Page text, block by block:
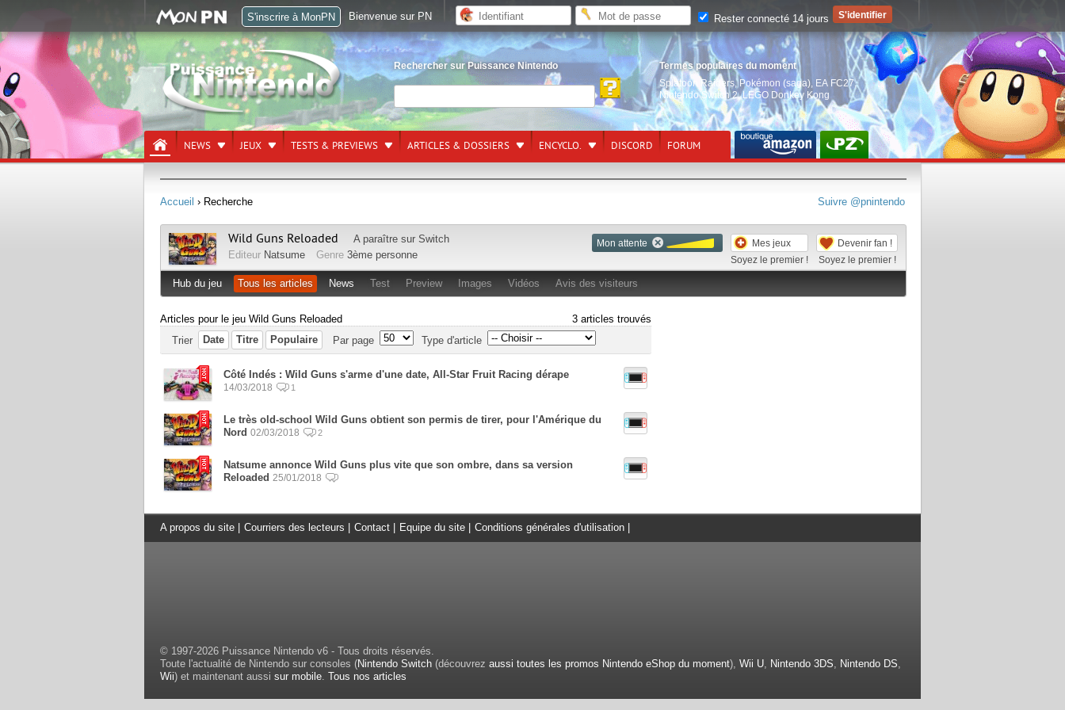
Rechercher sur Puissance Nintendo
Termes populaires du moment
Splatoon Raiders, Pokémon (saga) EA FC27,
Nintendo Switch 2,LEGO Donkey Kong
NEWS JEUX TESTS & PREVIEWS ARTICLES & DOSSIERS ENCYCLO. DISCORD FORUM
Suivre @pnintendo
Accueil › Recherche
Mon attente
Mes jeux
Soyez le premier !
Devenir fan !
Soyez le premier !
Wild Guns Reloaded A paraître sur Switch
Editeur Natsume Genre 3ème personne
Hub du jeu Tous les articles News Test Preview Images Vidéos Avis des visiteurs
Articles pour le jeu Wild Guns Reloaded
3 articles trouvés
Trier
Date Titre Populaire Par page Type d'article
Côté Indés : Wild Guns s'arme d'une date, All-Star Fruit Racing dérape
14/03/2018 1
Le très old-school Wild Guns obtient son permis de tirer, pour l'Amérique du
Nord 02/03/2018 2
Natsume annonce Wild Guns plus vite que son ombre, dans sa version
Reloaded 25/01/2018
A propos du site Courriers des lecteurs Contact Equipe du site Conditions générales d'utilisation
© 1997-2026 Puissance Nintendo v6 - Tous droits réservés.
Toute l'actualité de Nintendo sur consoles (Nintendo Switch (découvrez aussi toutes les promos Nintendo eShop du moment), Wii U, Nintendo 3DS, Nintendo DS,
Wii) et maintenant aussi sur mobile. Tous nos articles
S'inscrire à MonPN Bienvenue sur PN Rester connecté 14 jours